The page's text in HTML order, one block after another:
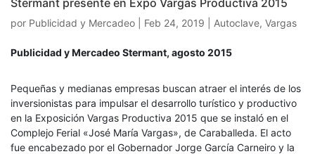
por Publicidad y Mercadeo Feb 24, 2019 Autoclave, Vargas
Publicidad y Mercadeo Stermant, agosto 2015
Pequeñas y medianas empresas buscan atraer el interés de los
inversionistas para impulsar el desarrollo turístico y productivo
en la Exposición Vargas Productiva 2015 que se instaló en el
Complejo Ferial «José María Vargas», de Caraballeda. El acto
fue encabezado por el Gobernador Jorge García Carneiro y la